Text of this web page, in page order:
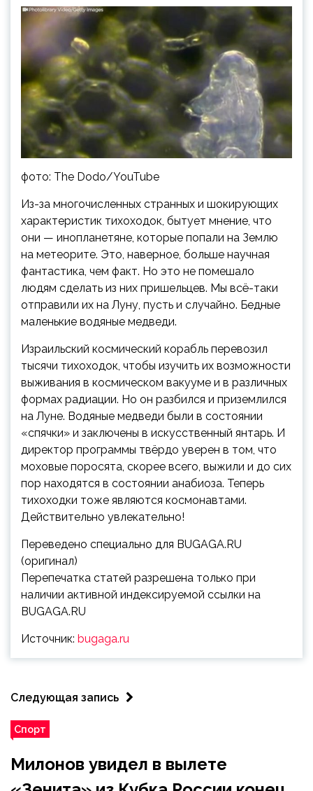
фото: The Dodo/YouTube
Из-за многочисленных странных и шокирующих
характеристик тихоходок, бытует мнение, что
они — инопланетяне, которые попали на Землю
на метеорите. Это, наверное, больше научная
фантастика, чем факт. Но это не помешало
людям сделать из них пришельцев. Мы всё-таки
отправили их на Луну, пусть и случайно. Бедные
маленькие водяные медведи.
Израильский космический корабль перевозил
тысячи тихоходок, чтобы изучить их возможности
выживания в космическом вакууме и в различных
формах радиации. Но он разбился и приземлился
на Луне. Водяные медведи были в состоянии
«спячки» и заключены в искусственный янтарь. И
директор программы твёрдо уверен в том, что
моховые поросята, скорее всего, выжили и до сих
пор находятся в состоянии анабиоза. Теперь
тихоходки тоже являются космонавтами.
Действительно увлекательно!
Переведено специально для BUGAGA.RU
(оригинал)
Перепечатка статей разрешена только при
наличии активной индексируемой ссылки на
BUGAGA.RU
Источник: bugaga.ru
Следующая запись
Спорт
Милонов увидел в вылете